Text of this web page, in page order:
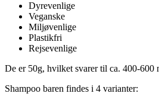
Dyrevenlige
Veganske
Miljøvenlige
Plastikfri
Rejsevenlige
De er 50g, hvilket svarer til ca. 400-600
Shampoo baren findes i 4 varianter: